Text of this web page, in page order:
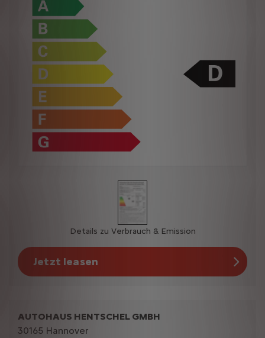
Details zu Verbrauch & Emission
Jetzt leasen
AUTOHAUS HENTSCHEL GMBH
30165 Hannover